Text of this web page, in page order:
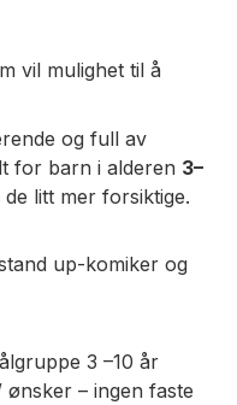
vil mulighet til å
og full av
for barn i alderen 3–
litt mer forsiktige.
up-komiker og
3 –10 år
ønsker – ingen faste